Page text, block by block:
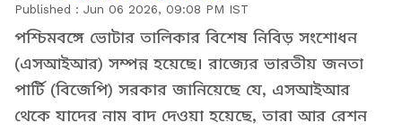
Published : Jun 06 2026, 09:08 PM IST
পশ্চিমবঙ্গে ভোটার তালিকার বিশেষ নিবিড় সংশোধন
(এসআইআর) সম্পন্ন হয়েছে। রাজ্যের ভারতীয় জনতা
পার্টি (বিজেপি) সরকার জানিয়েছে যে, এসআইআর
থেকে যাদের নাম বাদ দেওয়া হয়েছে, তারা আর রেশন